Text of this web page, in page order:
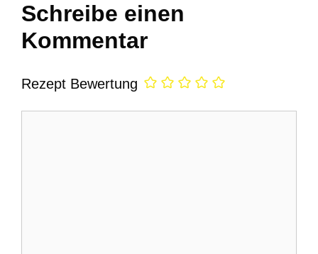
Schreibe einen
Kommentar
Rezept Bewertung